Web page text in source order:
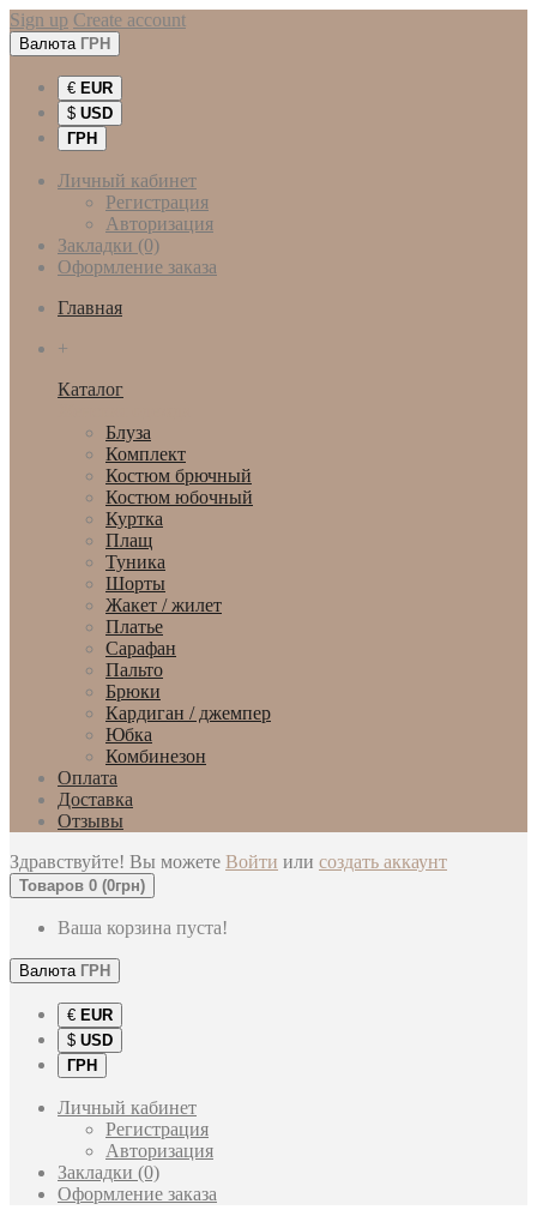
Sign up Create account
Валюта ГРН
€ EUR
$ USD
ГРН
Личный кабинет
Регистрация
Авторизация
Закладки (0)
Оформление заказа
Главная
+
Каталог
Блуза
Комплект
Костюм брючный
Костюм юбочный
Куртка
Плащ
Туника
Шорты
Жакет / жилет
Платье
Сарафан
Пальто
Брюки
Кардиган / джемпер
Юбка
Комбинезон
Оплата
Доставка
Отзывы
Здравствуйте! Вы можете Войти или создать аккаунт
Товаров 0 (0грн)
Ваша корзина пуста!
Валюта ГРН
€ EUR
$ USD
ГРН
Личный кабинет
Регистрация
Авторизация
Закладки (0)
Оформление заказа